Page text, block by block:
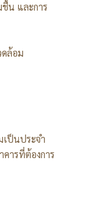
น และการ
ล้อม
ป็นประจำ
ารที่ต้องการ